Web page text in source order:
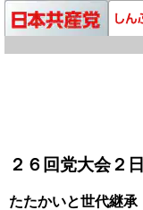
２６回党大会２
たたかいと世代継承